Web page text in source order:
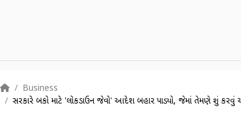
Business
સરકારે બેંકો માટે 'લોકડાઉન જેવો' આદેશ બહાર પાડ્યો, જેમાં તેમણે શું